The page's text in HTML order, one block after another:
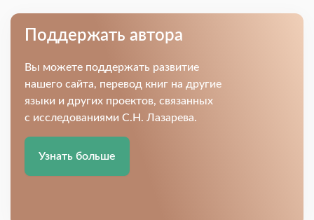
Поддержать автора
Вы можете поддержать развитие
нашего сайта, перевод книг на другие
языки и других проектов, связанных
с исследованиями С.Н. Лазарева.
Узнать больше